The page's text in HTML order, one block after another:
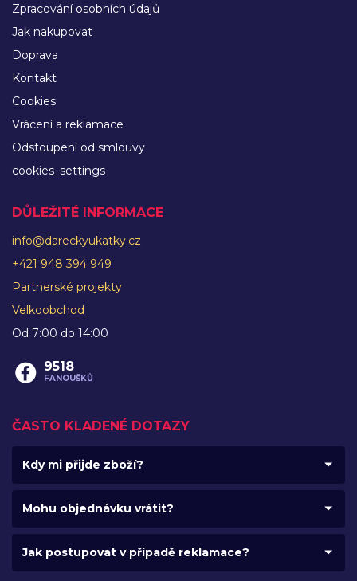
Zpracování osobních údajů
Jak nakupovat
Doprava
Kontakt
Cookies
Vrácení a reklamace
Odstoupení od smlouvy
cookies_settings
DŮLEŽITÉ INFORMACE
info@dareckyukatky.cz
+421 948 394 949
Partnerské projekty
Velkoobchod
Od 7:00 do 14:00
9518
FANOUŠKŮ
ČASTO KLADENÉ DOTAZY
Kdy mi přijde zboží?
Mohu objednávku vrátit?
Jak postupovat v případě reklamace?